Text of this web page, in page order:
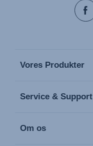
Vores Produkter
Service & Support
Om os